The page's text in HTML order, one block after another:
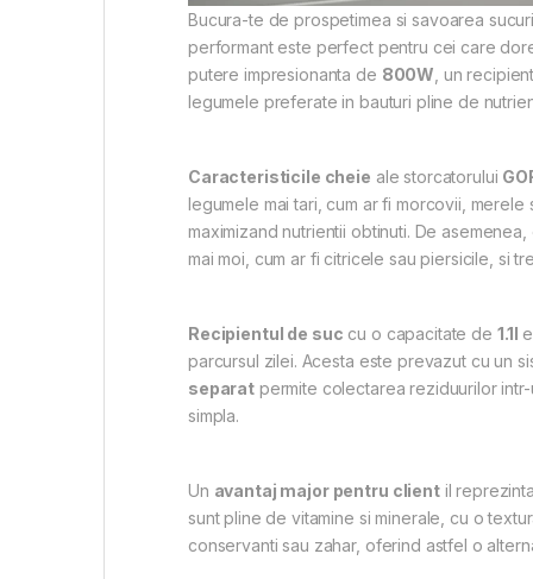
Bucura-te de prospetimea si savoarea
performant este perfect pentru cei care
putere impresionanta de 800W , un
legumele preferate in bauturi pline de
Caracteristicile cheie ale storcatorului
legumele mai tari, cum ar fi morcovii,
maximizand nutrientii obtinuti. De
mai moi, cum ar fi citricele sau piersicile, si
Recipientul de suc cu o capacitate de 1.1l
parcursul zilei. Acesta este prevazut cu un
separat permite colectarea reziduurilor
simpla.
Un avantaj major pentru clientil
sunt pline de vitamine si minerale, cu o
conservanti sau zahar, oferind astfel o